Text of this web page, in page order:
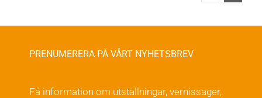
produktsidan
PRENUMERERA PÅ VÅRT NYHETSBREV
Få information om utställningar, vernissager,